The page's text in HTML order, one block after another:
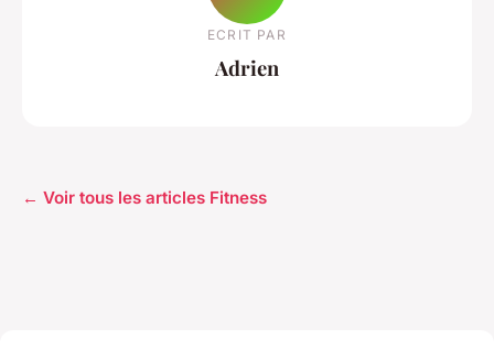
ECRIT PAR
Adrien
← Voir tous les articles Fitness